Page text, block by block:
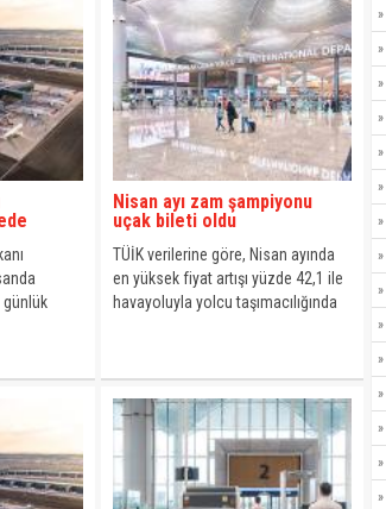
günlük
Nisan ayı zam şampiyonu
uçak bileti oldu
TÜİK verilerine göre, Nisan ayında
en yüksek fiyat artışı yüzde 42,1 ile
havayoluyla yolcu taşımacılığında
»
»
»
»
»
»
»
»
»
»
»
»
»
»
»